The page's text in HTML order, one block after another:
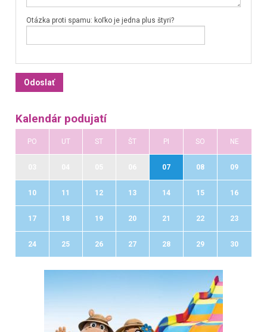
Otázka proti spamu: koľko je jedna plus štyri?
Kalendár podujatí
PO UT ST ŠT PI SO NE
07 08 09
10 11 12 13 14 15 16
17 18 19 20 21 22 23
24 25 26 27 28 29 30